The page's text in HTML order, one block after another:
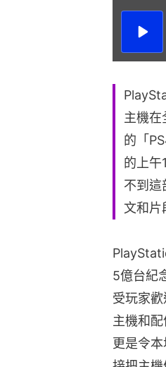
播
主機在
的「
的上午
不到這
文和片
5億台紀
受玩家
主機和
更是令